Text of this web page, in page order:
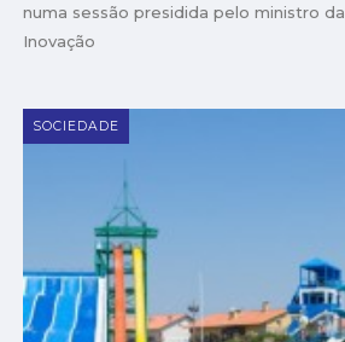
numa sessão presidida pelo ministro
Inovação
SOCIEDADE